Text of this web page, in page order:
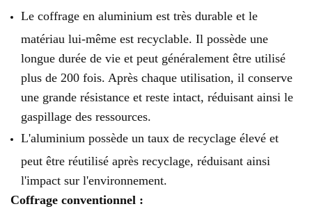
Le coffrage en aluminium est très durable et le
matériau lui-même est recyclable. Il possède une
longue durée de vie et peut généralement être utilisé
plus de 200 fois. Après chaque utilisation, il conserve
une grande résistance et reste intact, réduisant ainsi le
gaspillage des ressources.
L'aluminium possède un taux de recyclage élevé et
peut être réutilisé après recyclage, réduisant ainsi
l'impact sur l'environnement.
Coffrage conventionnel :